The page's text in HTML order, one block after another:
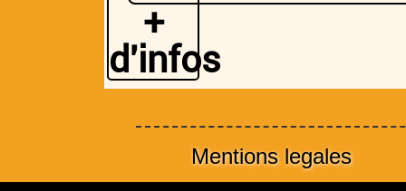
+
d'infos
Mentions legales